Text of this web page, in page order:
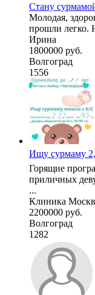
Стану
Молодая,
прошли легко.
Ирина
1800000 руб.
Волгоград
1556
Ищу сурмаму
Горящие
приличных
...
Клиника
2200000 руб.
Волгоград
1282